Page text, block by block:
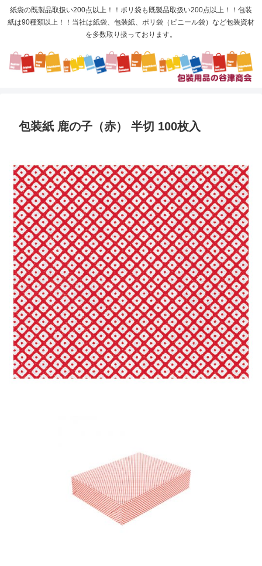
紙袋の既製品取扱い200点以上！！ポリ袋も既製品取扱い200点以上！！包装
紙は90種類以上！！当社は紙袋、包装紙、ポリ袋（ビニール袋）など包装資材
を多数取り扱っております。
包装紙 鹿の子（赤） 半切 100枚入